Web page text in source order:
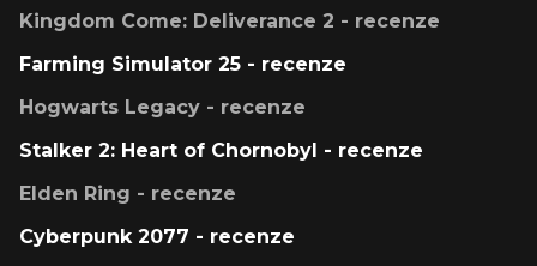
Kingdom Come: Deliverance 2 - recenze
Farming Simulator 25 - recenze
Hogwarts Legacy - recenze
Stalker 2: Heart of Chornobyl - recenze
Elden Ring - recenze
Cyberpunk 2077 - recenze